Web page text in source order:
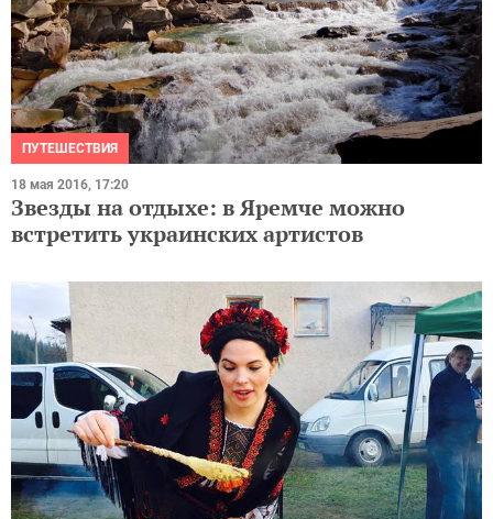
ПУТЕШЕСТВИЯ
18 мая 2016, 17:20
Звезды на отдыхе: в Яремче можно
встретить украинских артистов